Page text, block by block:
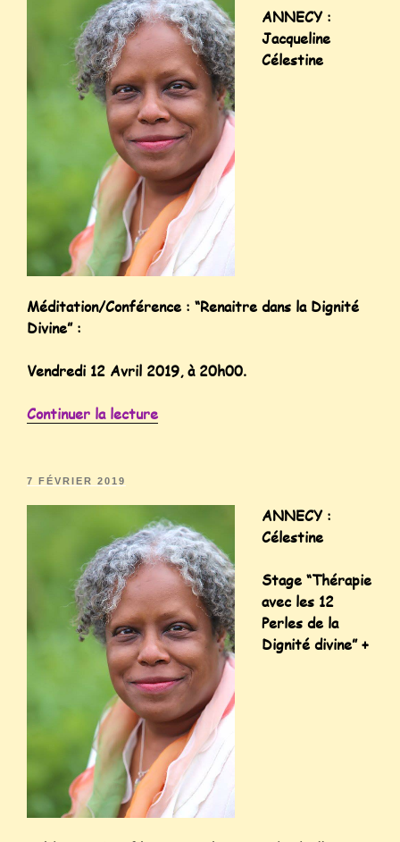
ANNECY :
Jacqueline
Célestine
Méditation/Conférence : “Renaitre dans la Dignité
Divine” :
Vendredi 12 Avril 2019, à 20h00.
Continuer la lecture
7 FÉVRIER 2019
ANNECY :
Célestine
Stage “Thérapie
avec les 12
Perles de la
Dignité divine” +